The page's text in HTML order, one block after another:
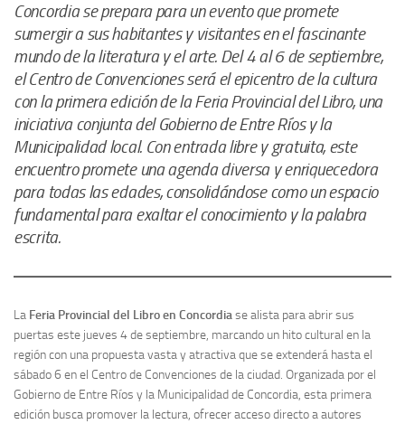
Concordia se prepara para un evento que promete
sumergir a sus habitantes y visitantes en el fascinante
mundo de la literatura y el arte. Del 4 al 6 de septiembre,
el Centro de Convenciones será el epicentro de la cultura
con la primera edición de la Feria Provincial del Libro, una
iniciativa conjunta del Gobierno de Entre Ríos y la
Municipalidad local. Con entrada libre y gratuita, este
encuentro promete una agenda diversa y enriquecedora
para todas las edades, consolidándose como un espacio
fundamental para exaltar el conocimiento y la palabra
escrita.
La Feria Provincial del Libro en Concordiase alista para abrir sus
puertas este jueves 4 de septiembre, marcando un hito cultural en la
región con una propuesta vasta y atractiva que se extenderá hasta el
sábado 6 en el Centro de Convenciones de la ciudad. Organizada por el
Gobierno de Entre Ríos y la Municipalidad de Concordia, esta primera
edición busca promover la lectura, ofrecer acceso directo a autores